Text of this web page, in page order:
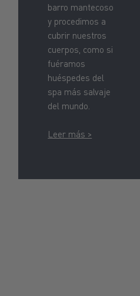
barro mantecoso
y procedimos a
cubrir nuestros
cuerpos, como si
fuéramos
huéspedes del
spa más salvaje
del mundo.
Leer más >